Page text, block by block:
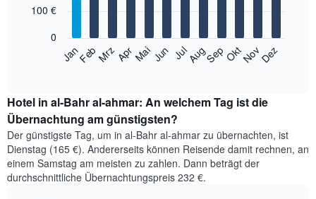
12
bars.
folgende
den
durchschnittlichen
Zimmerpreis
im
jeweiligen
Monat
an.
JanFebMrzAprMaiJun JulAugSep OktNovDez
0
100 €
Hotel in al-Bahr al-ahmar: An welchem Tag ist die
Übernachtung am günstigsten?
Der günstigste Tag, um in al-Bahr al-ahmar zu übernachten, ist
Dienstag (165 €). Andererseits können Reisende damit rechnen, an
einem Samstag am meisten zu zahlen. Dann beträgt der
durchschnittliche Übernachtungspreis 232 €.